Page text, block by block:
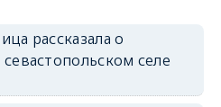
erid: 2SDnjdPjgYS
рассказала о
селе